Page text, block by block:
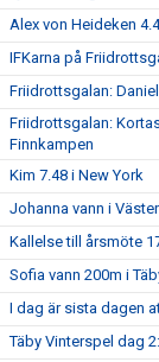
Alex von Heideken
IFKarna på
Friidrottsgalan:
Friidrottsgalan:
Finnkampen
Kim 7.48 i New York
Johanna vann i
Kallelse till årsmöte
Sofia vann 200m i
I dag är sista dagen
Täby Vinterspel dag